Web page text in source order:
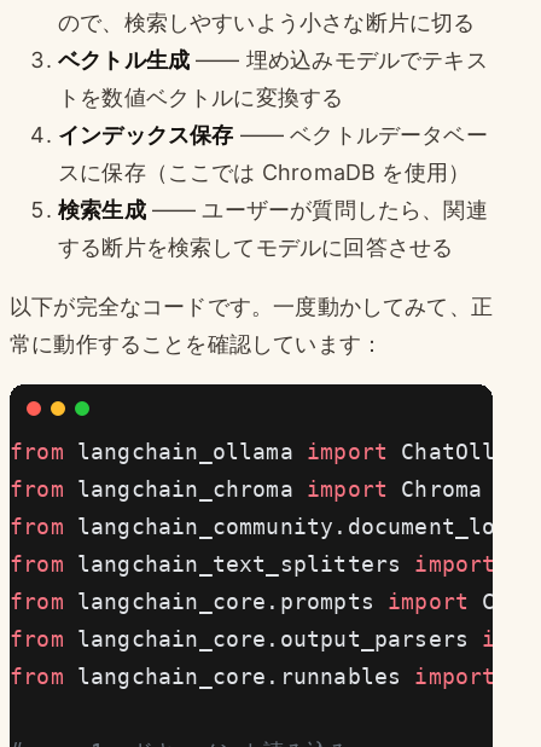
ので、検索しやすいよう小さな断片に切る
ベクトル生成 —— 埋め込みモデルでテキス
トを数値ベクトルに変換する
インデックス保存 —— ベクトルデータベー
スに保存（ここでは ChromaDB を使用）
検索生成—— ユーザーが質問したら、関連
する断片を検索してモデルに回答させる
以下が完全なコードです。一度動かしてみて、正
常に動作することを確認しています：
from langchain_ollama import
from langchain_chroma import Chroma
from
from langchain_text_splitters import
from langchain_core.prompts import
from langchain_core.output_parsers
from langchain_core.runnables import